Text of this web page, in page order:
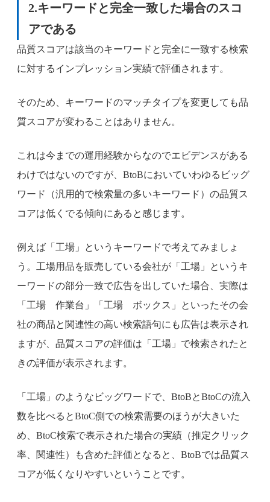
2.キーワードと完全一致した場合のスコ
アである
品質スコアは該当のキーワードと完全に一致する検索
に対するインプレッション実績で評価されます。
そのため、キーワードのマッチタイプを変更しても品
質スコアが変わることはありません。
これは今までの運用経験からなのでエビデンスがある
わけではないのですが、BtoBにおいていわゆるビッグ
ワード（汎用的で検索量の多いキーワード）の品質ス
コアは低くでる傾向にあると感じます。
例えば「工場」というキーワードで考えてみましょ
う。工場用品を販売している会社が「工場」というキ
ーワードの部分一致で広告を出していた場合、実際は
「工場 作業台」「工場 ボックス」といったその会
社の商品と関連性の高い検索語句にも広告は表示され
ますが、品質スコアの評価は「工場」で検索されたと
きの評価が表示されます。
「工場」のようなビッグワードで、BtoBとBtoCの流入
数を比べるとBtoC側での検索需要のほうが大きいた
め、BtoC検索で表示された場合の実績（推定クリック
率、関連性）も含めた評価となると、BtoBでは品質ス
コアが低くなりやすいということです。